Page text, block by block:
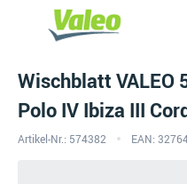
Wischblatt VALEO
Polo IV Ibiza III
Artikel-Nr.: 574382 EAN: